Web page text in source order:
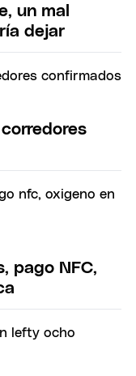
un mal
dejar
pago NFC,